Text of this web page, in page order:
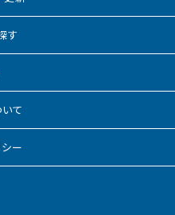
す
て
ー